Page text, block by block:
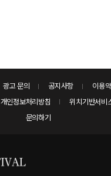
광고 문의 공지사항
이용
개인정보처리방침
위치기반서비
문의하기